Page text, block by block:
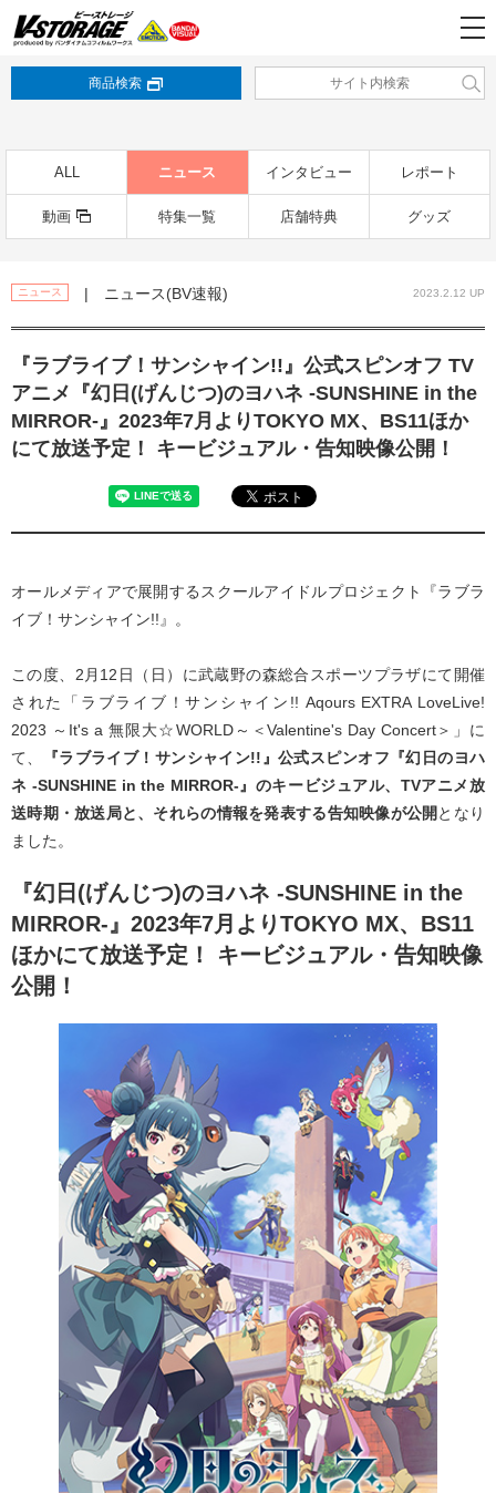
商品検索
ALL ニュース インタビュー レポート
動画 特集一覧 店舗特典 グッズ
ニュース | ニュース(BV速報) 2023.2.12 UP
『ラブライブ！サンシャイン!!』公式スピンオフ TV
アニメ『幻日(げんじつ)のヨハネ -SUNSHINE in the
MIRROR-』2023年7月よりTOKYO MX、BS11ほか
にて放送予定！ キービジュアル・告知映像公開！
オールメディアで展開するスクールアイドルプロジェクト『ラブラ
イブ！サンシャイン!!』。
この度、2月12日（日）に武蔵野の森総合スポーツプラザにて開催
された「ラブライブ！サンシャイン!! Aqours EXTRA LoveLive!
2023 ～It's a 無限大☆WORLD～＜Valentine's Day Concert＞」に
て、
『ラブライブ！サンシャイン!!』公式スピンオフ『幻日のヨハ
ネ -SUNSHINE in the MIRROR-』のキービジュアル、TVアニメ放
送時期・放送局と、それらの情報を発表する告知映像が公開 となり
ました。
『幻日(げんじつ)のヨハネ -SUNSHINE in the
MIRROR-』2023年7月よりTOKYO MX、BS11
ほかにて放送予定！ キービジュアル・告知映像
公開！